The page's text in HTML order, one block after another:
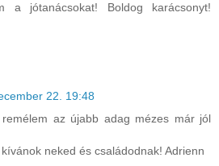
a jótanácsokat! Boldog karácsonyt!
22. 19:48
az újabb adag mézes már jól
neked és családodnak! Adrienn